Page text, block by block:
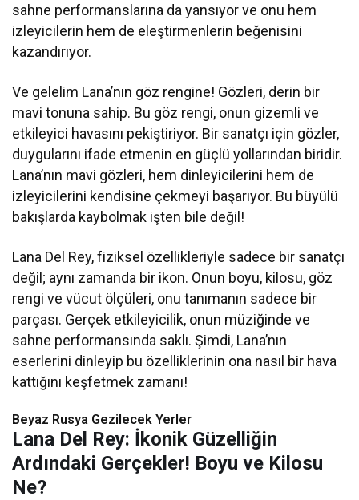
sahne performanslarına da yansıyor ve onu hem
izleyicilerin hem de eleştirmenlerin beğenisini
kazandırıyor.
Ve gelelim Lana’nın göz rengine! Gözleri, derin bir
mavi tonuna sahip. Bu göz rengi, onun gizemli ve
etkileyici havasını pekiştiriyor. Bir sanatçı için gözler,
duygularını ifade etmenin en güçlü yollarından biridir.
Lana’nın mavi gözleri, hem dinleyicilerini hem de
izleyicilerini kendisine çekmeyi başarıyor. Bu büyülü
bakışlarda kaybolmak işten bile değil!
Lana Del Rey, fiziksel özellikleriyle sadece bir sanatçı
değil; aynı zamanda bir ikon. Onun boyu, kilosu, göz
rengi ve vücut ölçüleri, onu tanımanın sadece bir
parçası. Gerçek etkileyicilik, onun müziğinde ve
sahne performansında saklı. Şimdi, Lana’nın
eserlerini dinleyip bu özelliklerinin ona nasıl bir hava
kattığını keşfetmek zamanı!
Beyaz Rusya Gezilecek Yerler
Lana Del Rey: İkonik Güzelliğin
Ardındaki Gerçekler! Boyu ve Kilosu
Ne?